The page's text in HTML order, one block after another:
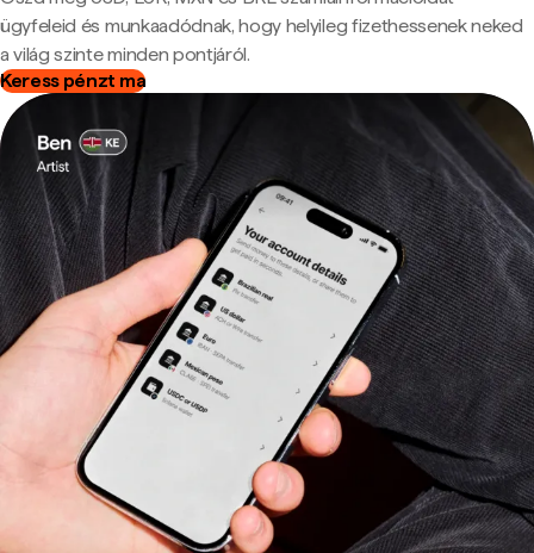
ügyfeleid és munkaadódnak, hogy helyileg fizethessenek neked
a világ szinte minden pontjáról.
Keress pénzt ma